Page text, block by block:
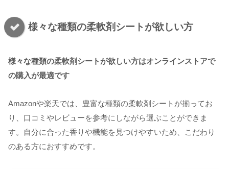
様々な種類の柔軟剤シートが欲しい方
様々な種類の柔軟剤シートが欲しい方はオンラインストアで
の購入が最適です
Amazonや楽天では、豊富な種類の柔軟剤シートが揃ってお
り、口コミやレビューを参考にしながら選ぶことができま
す。自分に合った香りや機能を見つけやすいため、こだわり
のある方におすすめです。